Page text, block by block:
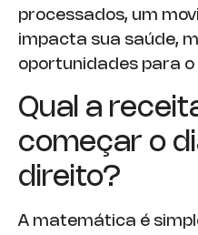
processados, um
impacta sua saúde,
oportunidades para
Qual a
começar o
direito?
A matemática é